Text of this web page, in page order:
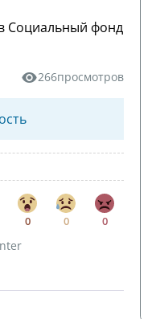
Социальный фонд
266просмотров
0 0 0